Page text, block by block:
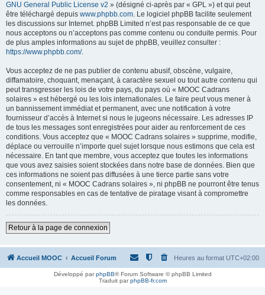
GNU General Public License v2 » (désigné ci-après par « GPL ») et qui peut
être téléchargé depuis www.phpbb.com. Le logiciel phpBB facilite seulement
les discussions sur Internet. phpBB Limited n’est pas responsable de ce que
nous acceptons ou n’acceptons pas comme contenu ou conduite permis. Pour
de plus amples informations au sujet de phpBB, veuillez consulter :
https://www.phpbb.com/.
Vous acceptez de ne pas publier de contenu abusif, obscène, vulgaire,
diffamatoire, choquant, menaçant, à caractère sexuel ou tout autre contenu qui
peut transgresser les lois de votre pays, du pays où « MOOC Cadrans
solaires » est hébergé ou les lois internationales. Le faire peut vous mener à
un bannissement immédiat et permanent, avec une notification à votre
fournisseur d’accès à Internet si nous le jugeons nécessaire. Les adresses IP
de tous les messages sont enregistrées pour aider au renforcement de ces
conditions. Vous acceptez que « MOOC Cadrans solaires » supprime, modifie,
déplace ou verrouille n’importe quel sujet lorsque nous estimons que cela est
nécessaire. En tant que membre, vous acceptez que toutes les informations
que vous avez saisies soient stockées dans notre base de données. Bien que
ces informations ne soient pas diffusées à une tierce partie sans votre
consentement, ni « MOOC Cadrans solaires », ni phpBB ne pourront être tenus
comme responsables en cas de tentative de piratage visant à compromettre
les données.
Retour à la page de connexion
Accueil MOOC Accueil Forum Heures au format UTC+02:00
Développé parphpBB® Forum Software © phpBB Limited
Traduit parphpBB-fr.com